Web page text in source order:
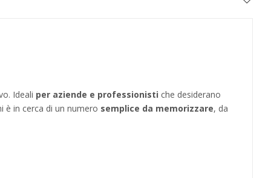
Ideali per aziende e professionisti che desiderano
è in cerca di un numero semplice da memorizzare, da